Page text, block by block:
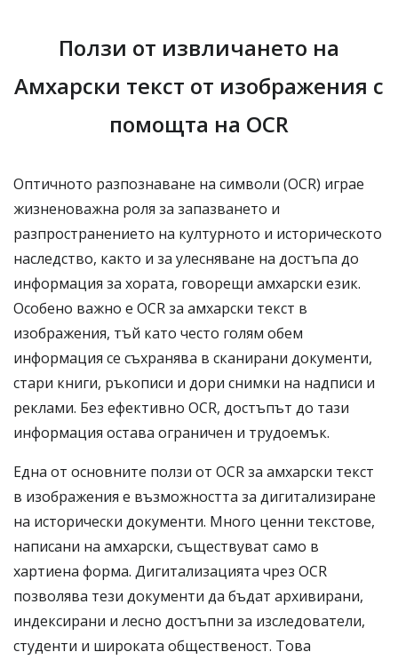
Ползи от извличането на
Амхарски текст от изображения с
помощта на OCR
Оптичното разпознаване на символи (OCR) играе
жизненоважна роля за запазването и
разпространението на културното и историческото
наследство, както и за улесняване на достъпа до
информация за хората, говорещи амхарски език.
Особено важно е OCR за амхарски текст в
изображения, тъй като често голям обем
информация се съхранява в сканирани документи,
стари книги, ръкописи и дори снимки на надписи и
реклами. Без ефективно OCR, достъпът до тази
информация остава ограничен и трудоемък.
Една от основните ползи от OCR за амхарски текст
в изображения е възможността за дигитализиране
на исторически документи. Много ценни текстове,
написани на амхарски, съществуват само в
хартиена форма. Дигитализацията чрез OCR
позволява тези документи да бъдат архивирани,
индексирани и лесно достъпни за изследователи,
студенти и широката общественост. Това